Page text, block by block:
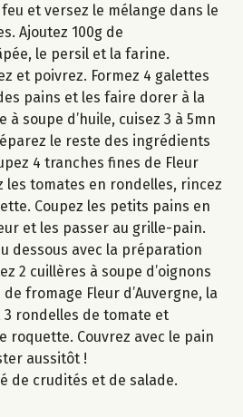
et versez le mélange dans le
Ajoutez 100g de
le persil et la farine.
et poivrez. Formez 4 galettes
pains et les faire dorer à la
à soupe d’huile, cuisez 3 à 5mn
le reste des ingrédients
4 tranches fines de Fleur
les tomates en rondelles, rincez
Coupez les petits pains en
et les passer au grille-pain.
dessous avec la préparation
2 cuillères à soupe d’oignons
fromage Fleur d’Auvergne, la
rondelles de tomate et
roquette. Couvrez avec le pain
aussitôt !
de crudités et de salade.